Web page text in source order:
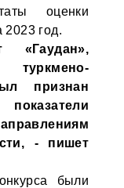
оценки
2023 год.
признан
- пишет
были